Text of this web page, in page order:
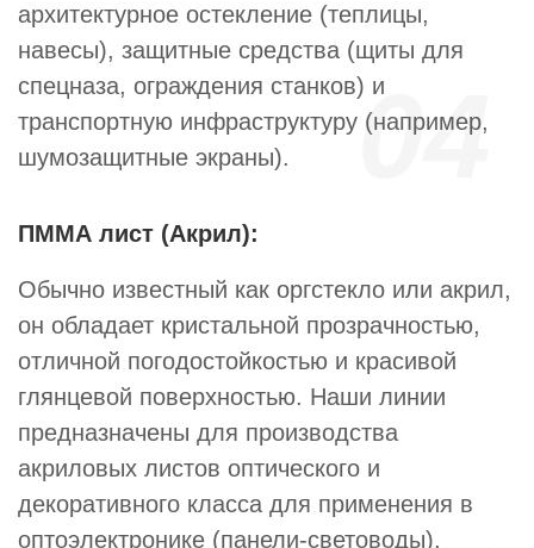
архитектурное остекление (теплицы,
навесы), защитные средства (щиты для
спецназа, ограждения станков) и
транспортную инфраструктуру (например,
шумозащитные экраны).
04
ПММА лист (Акрил):
Обычно известный как оргстекло или акрил,
он обладает кристальной прозрачностью,
отличной погодостойкостью и красивой
глянцевой поверхностью. Наши линии
предназначены для производства
акриловых листов оптического и
декоративного класса для применения в
оптоэлектронике (панели-световоды),